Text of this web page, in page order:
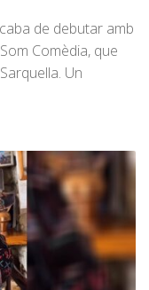
de debutar amb
Comèdia, que
Un